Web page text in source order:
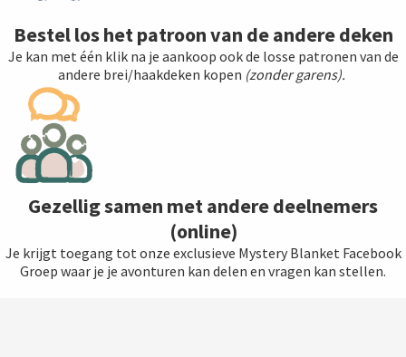
Bestel los het patroon van de andere deken
Je kan met één klik na je aankoop ook de losse patronen van de
andere brei/haakdeken kopen (zonder garens).
Gezellig samen met andere deelnemers
(online)
Je krijgt toegang tot onze exclusieve Mystery Blanket Facebook
Groep waar je je avonturen kan delen en vragen kan stellen.